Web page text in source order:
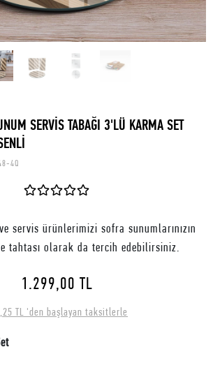
SERVİS TABAĞI 3'LÜ KARMA SET
4Q
servis ürünlerimizi sofra sunumlarınızın
tahtası olarak da tercih edebilirsiniz.
1.299,00 TL
TL 'den başlayan taksitlerle